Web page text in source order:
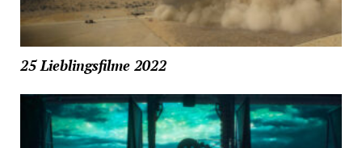
25 Lieblingsfilme 2022